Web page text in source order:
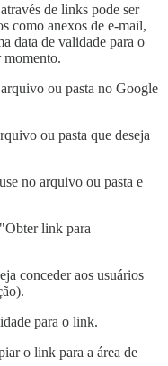
de links pode ser
como anexos de e-mail,
data de validade para o
momento.
ou pasta no Google
ou pasta que deseja
no arquivo ou pasta e
link para
conceder aos usuários
para o link.
o link para a área de